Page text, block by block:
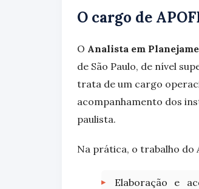
O cargo de
O Analista em
de São Paulo, de nível
trata de um cargo
acompanhamento dos
paulista.
Na prática, o trabalho do
Elaboração e